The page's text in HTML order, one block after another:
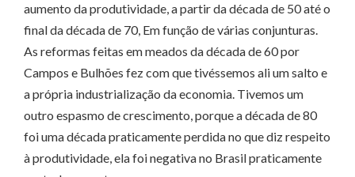
aumento da produtividade, a partir da década de 50 até o
final da década de 70, Em função de várias conjunturas.
As reformas feitas em meados da década de 60 por
Campos e Bulhões fez com que tivéssemos ali um salto e
a própria industrialização da economia. Tivemos um
outro espasmo de crescimento, porque a década de 80
foi uma década praticamente perdida no que diz respeito
à produtividade, ela foi negativa no Brasil praticamente